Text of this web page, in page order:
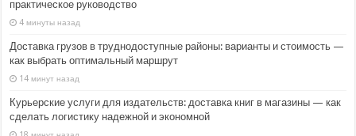
практическое руководство
4 минуты назад
Доставка грузов в труднодоступные районы: варианты и стоимость —
как выбрать оптимальный маршрут
14 минут назад
Курьерские услуги для издательств: доставка книг в магазины — как
сделать логистику надежной и экономной